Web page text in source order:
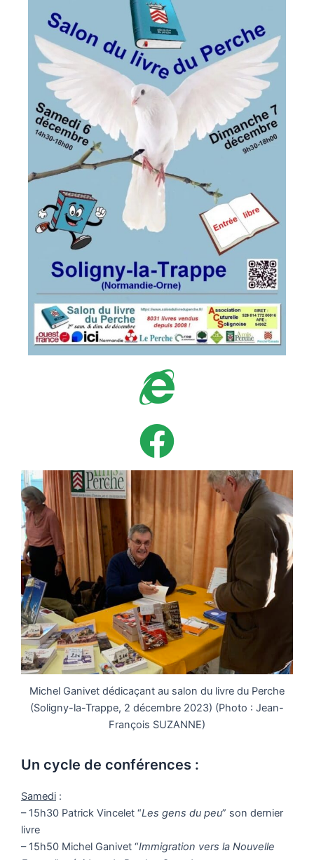
Michel Ganivet dédicaçant au salon du livre du Perche
(Soligny-la-Trappe, 2 décembre 2023) (Photo : Jean-
François SUZANNE)
Un cycle de conférences :
Samedi :
– 15h30 Patrick Vincelet “Les gens du peu” son dernier
livre
– 15h50 Michel Ganivet “Immigration vers la Nouvelle